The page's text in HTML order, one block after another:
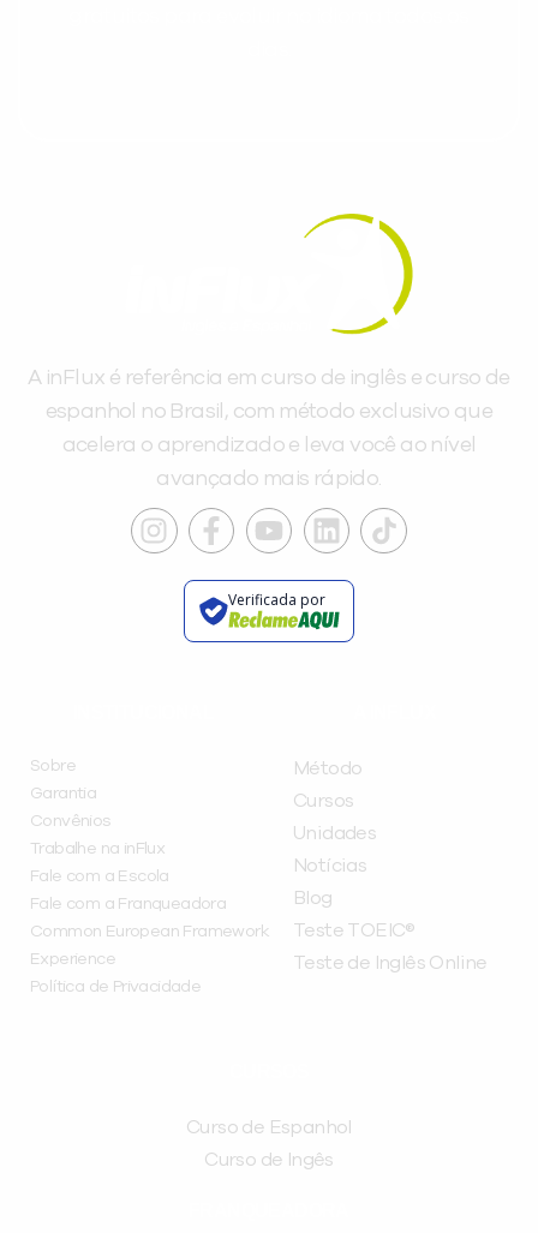
A inFlux é referência em curso de inglês e curso de
espanhol no Brasil, com método exclusivo que
acelera o aprendizado e leva você ao nível
avançado mais rápido.
Verificada por
Sobre
Garantia
Convênios
Trabalhe na inFlux
Fale com a Escola
Fale com a Franqueadora
Common European Framework
Experience
Política de Privacidade
Método
Cursos
Unidades
Notícias
Blog
Teste TOEIC®
Teste de Inglês Online
Curso de Espanhol
Curso de Ingês